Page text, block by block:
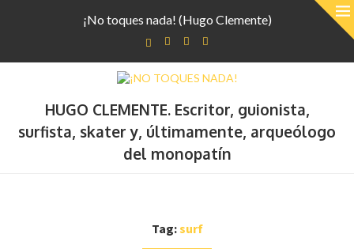
¡No toques nada! (Hugo Clemente)
HUGO CLEMENTE. Escritor, guionista,
surfista, skater y, últimamente, arqueólogo
del monopatín
Tag:surf